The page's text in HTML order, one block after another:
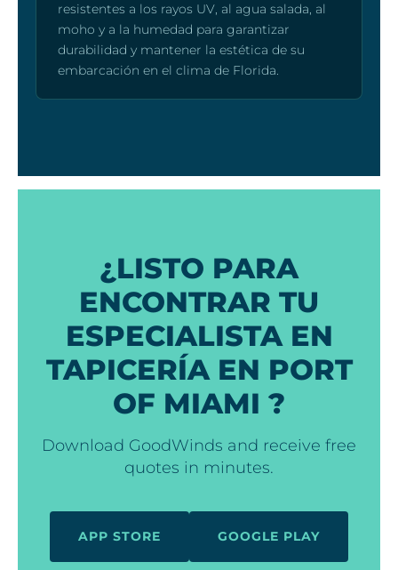
resistentes a los rayos UV, al agua salada, al
moho y a la humedad para garantizar
durabilidad y mantener la estética de su
embarcación en el clima de Florida.
¿LISTO PARA
ENCONTRAR TU
ESPECIALISTA EN
TAPICERÍA EN PORT
OF MIAMI ?
Download GoodWinds and receive free
quotes in minutes.
APP STORE GOOGLE PLAY